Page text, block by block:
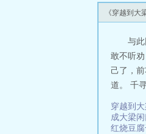
《穿越到大
与
敢不听
己了，
道。 千
穿越到
成大梁
红烧豆